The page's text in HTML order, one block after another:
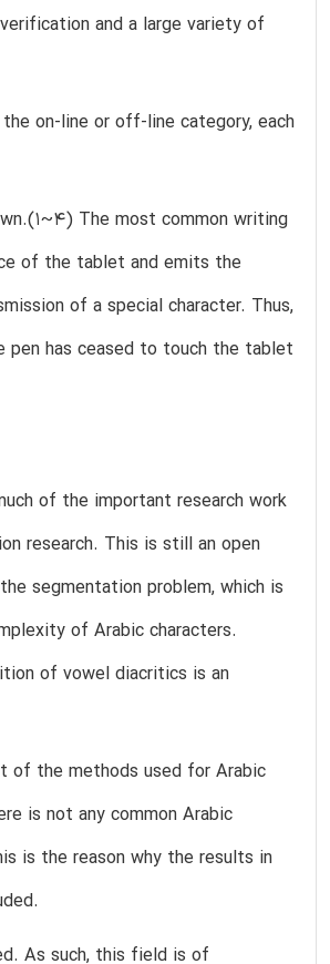
and a large variety of
on-line or off-line category, each
The most common writing
of the tablet and emits the
of a special character. Thus,
pen has ceased to touch the tablet
of the important research work
research. This is still an open
segmentation problem, which is
of Arabic characters.
of vowel diacritics is an
of the methods used for Arabic
is not any common Arabic
is the reason why the results in
As such, this field is of